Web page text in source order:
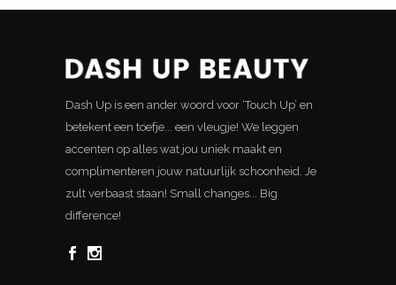
Dash Up is een ander woord voor ‘Touch Up’ en
betekent een toefje... een vleugje! We leggen
accenten op alles wat jou uniek maakt en
complimenteren jouw natuurlijk schoonheid. Je
zult verbaast staan! Small changes... Big
difference!